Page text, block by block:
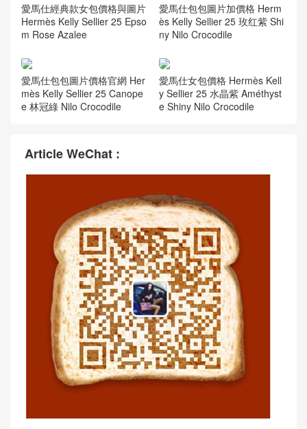
愛馬仕經典款女包價格與圖片
Hermès Kelly Sellier 25 Epso
m Rose Azalee
愛馬仕包包圖片加價格 Herm
ès Kelly Sellier 25 玫红紫 Shi
ny Nilo Crocodile
愛馬仕包包圖片價格官網 Her
mès Kelly Sellier 25 Canope
e 林冠綠 Nilo Crocodile
愛馬仕女包價格 Hermès Kell
y Sellier 25 水晶紫 Améthyst
e Shiny Nilo Crocodile
Article WeChat :